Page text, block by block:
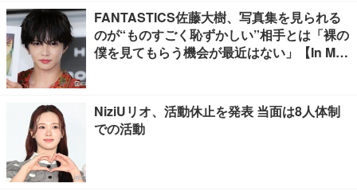
FANTASTICS佐藤大樹、写真集を見られる
のが“ものすごく恥ずかしい”相手とは「裸の
僕を見てもらう機会が最近はない」【In Moti
NiziUリオ、活動休止を発表 当面は8人体制
での活動